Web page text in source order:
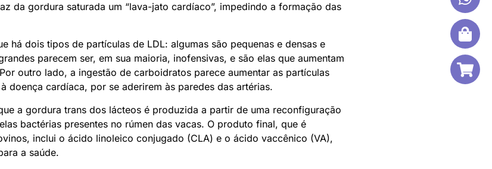
da gordura saturada um “lava-jato cardíaco”, impedindo a formação das
há dois tipos de partículas de LDL: algumas são pequenas e densas e
parecem ser, em sua maioria, inofensivas, e são elas que aumentam
outro lado, a ingestão de carboidratos parece aumentar as partículas
doença cardíaca, por se aderirem às paredes das artérias.
a gordura trans dos lácteos é produzida a partir de uma reconfiguração
bactérias presentes no rúmen das vacas. O produto final, que é
inclui o ácido linoleico conjugado (CLA) e o ácido vaccênico (VA),
a saúde.